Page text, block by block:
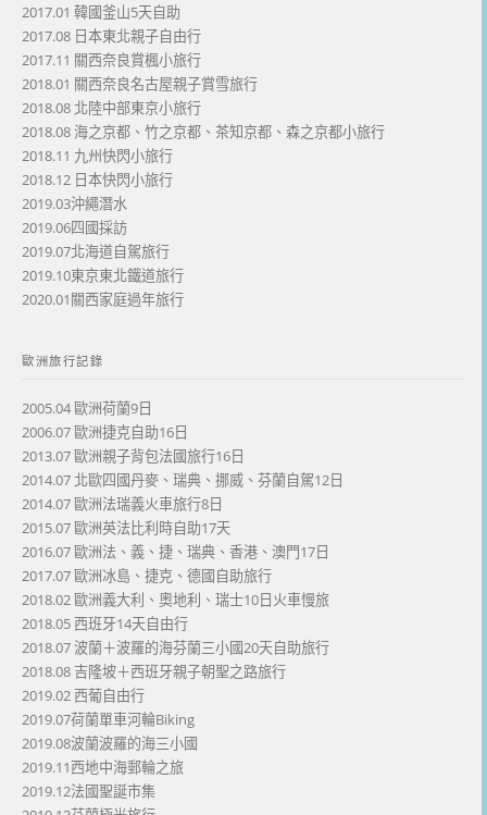
2017.01 韓國釜山5天自助
2017.08 日本東北親子自由行
2017.11 關西奈良賞楓小旅行
2018.01 關西奈良名古屋親子賞雪旅行
2018.08 北陸中部東京小旅行
2018.08 海之京都、竹之京都、茶知京都、森之京都小旅行
2018.11 九州快閃小旅行
2018.12 日本快閃小旅行
2019.03沖繩潛水
2019.06四國採訪
2019.07北海道自駕旅行
2019.10東京東北鐵道旅行
2020.01關西家庭過年旅行
歐洲旅行記錄
2005.04 歐洲荷蘭9日
2006.07 歐洲捷克自助16日
2013.07 歐洲親子背包法國旅行16日
2014.07 北歐四國丹麥、瑞典、挪威、芬蘭自駕12日
2014.07 歐洲法瑞義火車旅行8日
2015.07 歐洲英法比利時自助17天
2016.07 歐洲法、義、捷、瑞典、香港、澳門17日
2017.07 歐洲冰島、捷克、德國自助旅行
2018.02 歐洲義大利、奧地利、瑞士10日火車慢旅
2018.05 西班牙14天自由行
2018.07 波蘭＋波羅的海芬蘭三小國20天自助旅行
2018.08 吉隆坡＋西班牙親子朝聖之路旅行
2019.02 西葡自由行
2019.07荷蘭單車河輪Biking
2019.08波蘭波羅的海三小國
2019.11西地中海郵輪之旅
2019.12法國聖誕市集